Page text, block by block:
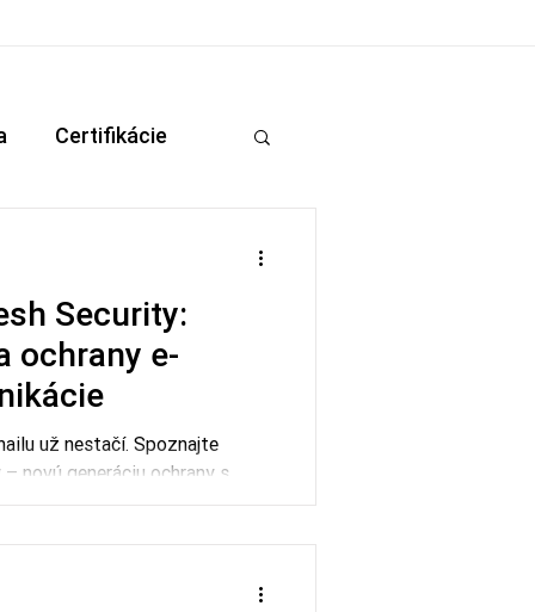
Certifikácie
Security:
ochrany e-
už nestačí. Spoznajte
novú generáciu ochrany s
e-mail, XDR a identitu.